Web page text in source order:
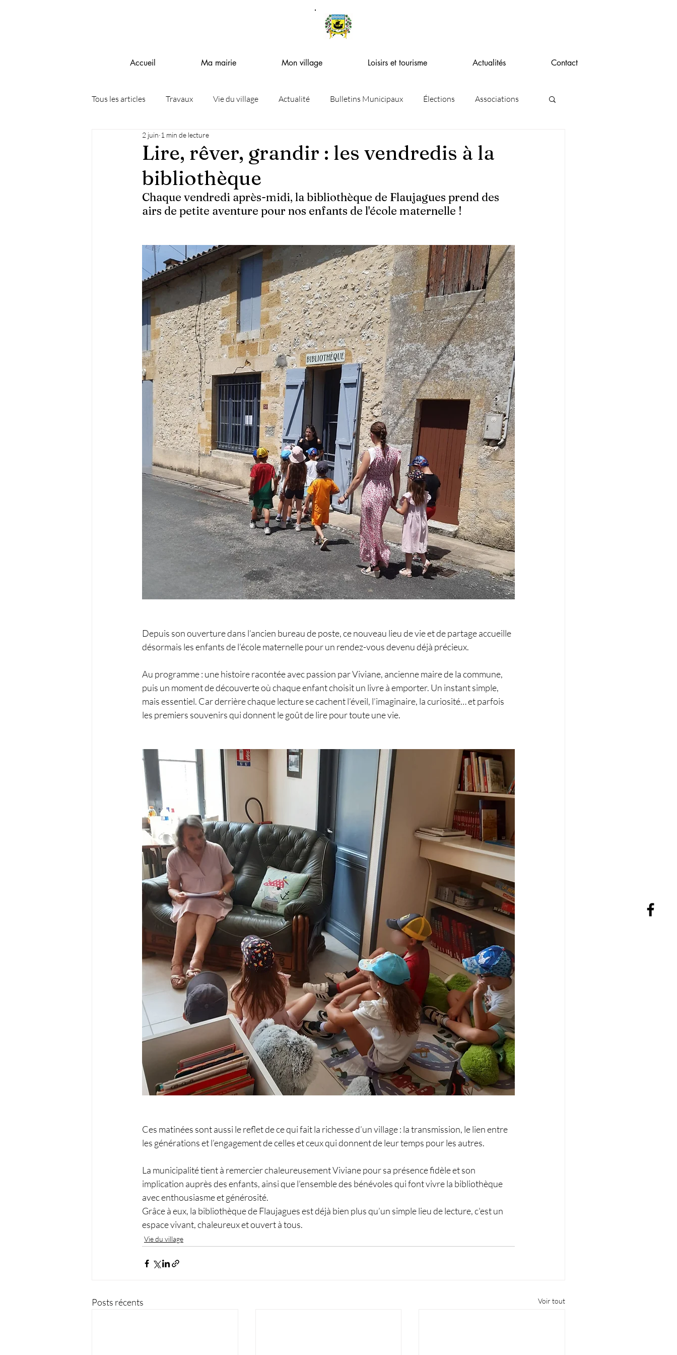
Accueil Ma mairie Mon village Loisirs et tourisme Actualités Contact
Tous les articles Travaux Vie du village Actualité Bulletins Municipaux Élections Associations
Lire, rêver, grandir : les vendredis à la
bibliothèque
2 juin 1 min de lecture
Chaque vendredi après-midi, la bibliothèque de Flaujagues prend des
airs de petite aventure pour nos enfants de l'école maternelle !
Depuis son ouverture dans l’ancien bureau de poste, ce nouveau lieu de vie et de partage accueille
désormais les enfants de l’école maternelle pour un rendez-vous devenu déjà précieux.
Au programme : une histoire racontée avec passion par Viviane, ancienne maire de la commune,
puis un moment de découverte où chaque enfant choisit un livre à emporter. Un instant simple,
mais essentiel. Car derrière chaque lecture se cachent l’éveil, l’imaginaire, la curiosité… et parfois
les premiers souvenirs qui donnent le goût de lire pour toute une vie.
Ces matinées sont aussi le reflet de ce qui fait la richesse d’un village : la transmission, le lien entre
les générations et l’engagement de celles et ceux qui donnent de leur temps pour les autres.
La municipalité tient à remercier chaleureusement Viviane pour sa présence fidèle et son
implication auprès des enfants, ainsi que l’ensemble des bénévoles qui font vivre la bibliothèque
avec enthousiasme et générosité.
Grâce à eux, la bibliothèque de Flaujagues est déjà bien plus qu’un simple lieu de lecture, c'est un
espace vivant, chaleureux et ouvert à tous.
Vie du village
Posts récents Voir tout